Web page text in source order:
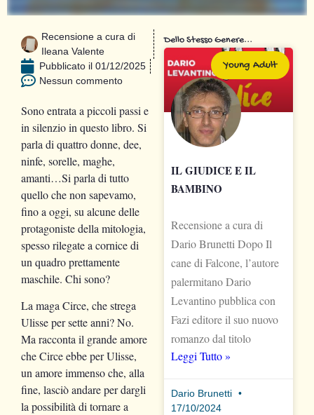
Recensione a cura di
Ileana Valente
Pubblicato il 01/12/2025
Nessun commento
Sono entrata a piccoli passi e
in silenzio in questo libro. Si
parla di quattro donne, dee,
ninfe, sorelle, maghe,
amanti…Si parla di tutto
quello che non sapevamo,
fino a oggi, su alcune delle
protagoniste della mitologia,
spesso rilegate a cornice di
un quadro prettamente
maschile. Chi sono?
La maga Circe, che strega
Ulisse per sette anni? No.
Ma racconta il grande amore
che Circe ebbe per Ulisse,
un amore immenso che, alla
fine, lasciò andare per dargli
la possibilità di tornare a
Dello Stesso Genere...
Young Adult
IL GIUDICE E IL
BAMBINO
Recensione a cura di
Dario Brunetti Dopo Il
cane di Falcone, l’autore
palermitano Dario
Levantino pubblica con
Fazi editore il suo nuovo
romanzo dal titolo
Leggi Tutto »
Dario Brunetti
17/10/2024